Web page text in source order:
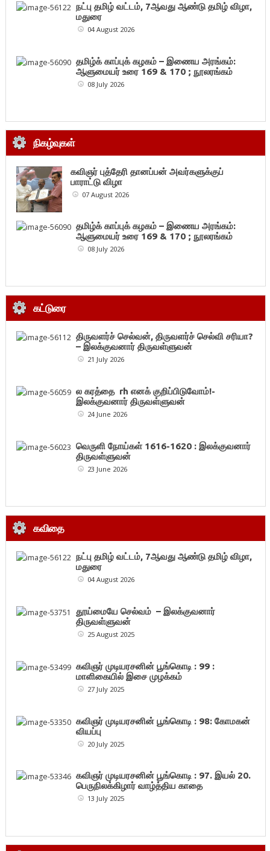
நட்பு தமிழ் வட்டம், 7ஆவது ஆண்டு தமிழ் விழா,
மதுரை
04 August 2026
தமிழ்க் காப்புக் கழகம் – இணைய அரங்கம்:
ஆளுமையர் உரை 169 & 170 ; நூலரங்கம்
08 July 2026
நிகழ்வுகள்
கவிஞர் புத்தேரி தானப்பன் அவர்களுக்குப்
பாராட்டு விழா
07 August 2026
தமிழ்க் காப்புக் கழகம் – இணைய அரங்கம்:
ஆளுமையர் உரை 169 & 170 ; நூலரங்கம்
08 July 2026
கட்டுரை
திருவளர்ச் செல்வன், திருவளர்ச் செல்வி சரியா?
– இலக்குவனார் திருவள்ளுவன்
21 July 2026
ல கரத்தை rh எனக் குறிப்பிடுவோம்!-
இலக்குவனார் திருவள்ளுவன்
24 June 2026
வெருளி நோய்கள் 1616-1620 : இலக்குவனார்
திருவள்ளுவன்
23 June 2026
கவிதை
நட்பு தமிழ் வட்டம், 7ஆவது ஆண்டு தமிழ் விழா,
மதுரை
04 August 2026
தூய்மையே செல்வம் – இலக்குவனார்
திருவள்ளுவன்
25 August 2025
கவிஞர் முடியரசனின் பூங்கொடி : 99 :
மாளிகையில் இசை முழக்கம்
27 July 2025
கவிஞர் முடியரசனின் பூங்கொடி : 98: கோமகன்
வியப்பு
20 July 2025
கவிஞர் முடியரசனின் பூங்கொடி : 97. இயல் 20.
பெருநிலக்கிழார் வாழ்த்திய காதை
13 July 2025